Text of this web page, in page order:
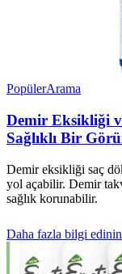
PopülerArama
Demir Eksikliği
Sağlıklı Bir
Demir eksikliği saç
yol açabilir. Demir
sağlık korunabilir.
Daha fazla bilgi edinin